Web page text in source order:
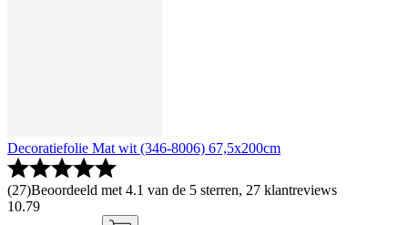
Decoratiefolie Mat wit (346-8006) 67,5x200cm
(27)Beoordeeld met 4.1 van de 5 sterren, 27 klantreviews
10.79